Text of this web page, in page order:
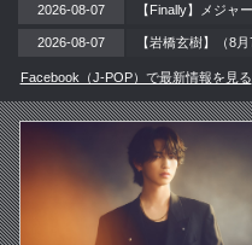
2026-08-07
2026-08-07
Facebook（J-POP）で最新情報を見る